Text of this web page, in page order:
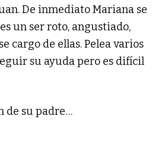
De inmediato Mariana se
un ser roto, angustiado,
cargo de ellas. Pelea varios
su ayuda pero es difícil
de su padre…